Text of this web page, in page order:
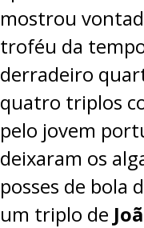
mostrou
troféu da
derradeiro
quatro triplos
pelo jovem
deixaram os
posses de bola
um triplo de